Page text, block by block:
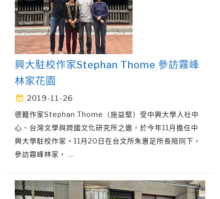
興大駐校作家Stephan Thome 參訪霧峰
林家花園
2019-11-26
德籍作家Stephan Thome（施益堅）受中興大學人社中
心、台灣文學與跨國文化研究所之邀，於今年11月擔任中
興大學駐校作家。11月20日在台文所朱惠足所長陪同下，
參訪霧峰林家， …